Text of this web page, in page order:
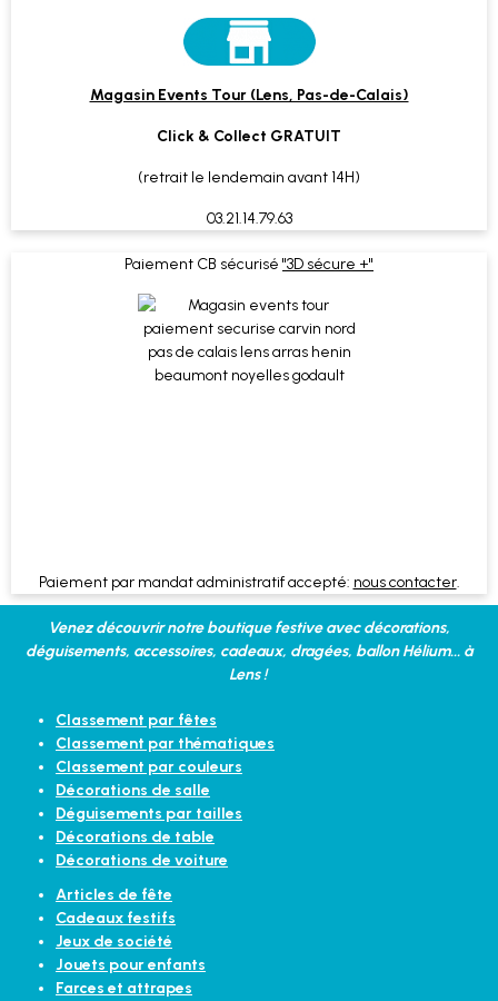
Magasin Events Tour (Lens, Pas-de-Calais)
Click & Collect GRATUIT
(retrait le lendemain avant 14H)
03.21.14.79.63
Paiement CB sécurisé "3D sécure +"
Paiement par mandat administratif accepté: nous contacter.
Venez découvrir notre boutique festive avec décorations,
déguisements, accessoires, cadeaux, dragées, ballon Hélium... à
Lens !
Classement par fêtes
Classement par thématiques
Classement par couleurs
Décorations de salle
Déguisements par tailles
Décorations de table
Décorations de voiture
Articles de fête
Cadeaux festifs
Jeux de société
Jouets pour enfants
Farces et attrapes